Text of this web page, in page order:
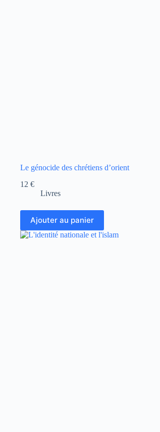
Le génocide des chrétiens d’orient
12 €
Livres
Ajouter au panier